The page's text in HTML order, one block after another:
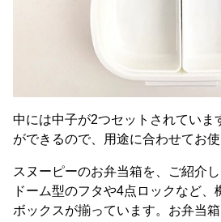
中には中子が2つセットされていま
ができるので、用途に合わせてお使
スヌーピーのお弁当箱を、ご紹介し
ドーム型のフタや4点ロックなど、
ボックスが揃っています。お弁当